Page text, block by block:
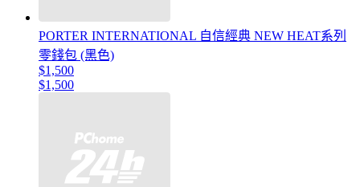
PORTER INTERNATIONAL 自信經典 NEW HEAT系列
零錢包 (黑色)
$1,500
$1,500